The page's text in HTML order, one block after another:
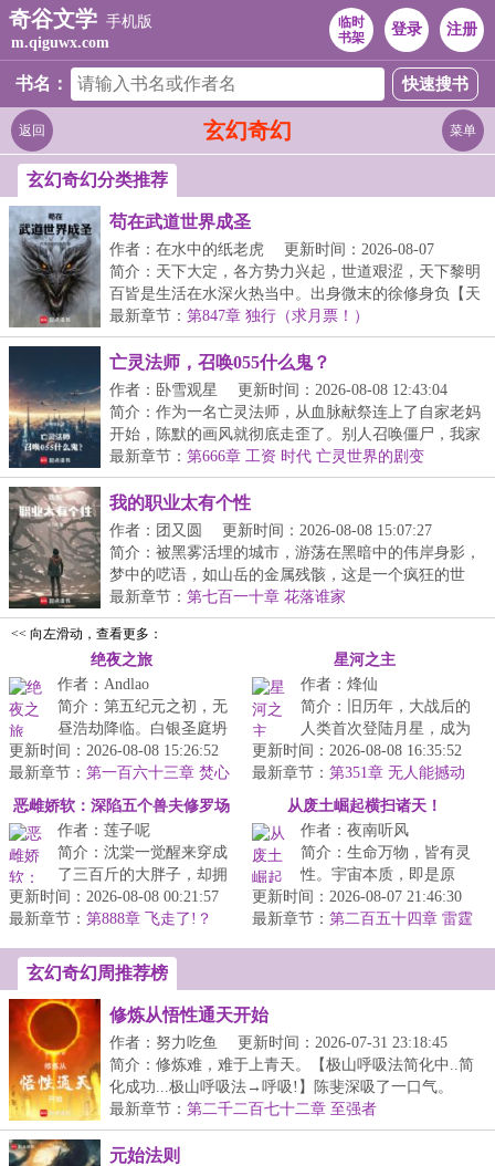
奇谷文学 手机版
m.qiguwx.com
临时
书架
登录 注册
书名：
玄幻奇幻
返回 菜单
玄幻奇幻分类推荐
苟在武道世界成圣
作者：在水中的纸老虎
更新时间：2026-08-07
18:52:44
简介：天下大定，各方势力兴起，世道艰涩，天下黎明
百皆是生活在水深火热当中。出身微末的徐修身负【天
道...
最新章节： 第847章 独行（求月票！）
亡灵法师，召唤055什么鬼？
作者：卧雪观星
更新时间：2026-08-08 12:43:04
简介：作为一名亡灵法师，从血脉献祭连上了自家老妈
开始，陈默的画风就彻底走歪了。别人召唤僵尸，我家
骷...
最新章节： 第666章 工资 时代 亡灵世界的剧变
我的职业太有个性
作者：团又圆
更新时间：2026-08-08 15:07:27
简介：被黑雾活埋的城市，游荡在黑暗中的伟岸身影，
梦中的呓语，如山岳的金属残骸，这是一个疯狂的世
界，...
最新章节： 第七百一十章 花落谁家
<< 向左滑动，查看更多：
绝夜之旅
作者：Andlao
简介：第五纪元之初，无
昼浩劫降临。白银圣庭坍
缩为苍白的剪影，时光将
帝国碾作尘埃，起源之海
仍在咆哮，...
更新时间：2026-08-08 15:26:52
最新章节： 第一百六十三章 焚心
之瞳
星河之主
作者：烽仙
简介：旧历年，大战后的
人类首次登陆月星，成为
新历开端。新历年，月星
人口超过亿，人类诞生第
一位星空武...
更新时间：2026-08-08 16:35:52
最新章节： 第351章 无人能撼动
蓝星【万字求月票】
恶雌娇软：深陷五个兽夫修罗场
作者：莲子呢
简介：沈棠一觉醒来穿成
了三百斤的大胖子，却拥
有五个绝色兽夫。美艳红
狐，霸道黑狼，阴郁白
更新时间：2026-08-08 00:21:57
最新章节： 第888章 飞走了!？
从废土崛起横扫诸天！
作者：夜南听风
简介：生命万物，皆有灵
性。宇宙本质，即是原
能。破碎的废土上，充斥
着辐射与畸变，浩瀚的星
更新时间：2026-08-07 21:46:30
最新章节： 第二百五十四章 雷霆
玄幻奇幻周推荐榜
修炼从悟性通天开始
作者：努力吃鱼
更新时间：2026-07-31 23:18:45
简介：修炼难，难于上青天。【极山呼吸法简化中..简
化成功...极山呼吸法→呼吸!】陈斐深吸了一口气。
【极...
最新章节： 第二千二百七十二章 至强者
元始法则